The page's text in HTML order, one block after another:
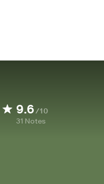
9.6/10
31 Notes